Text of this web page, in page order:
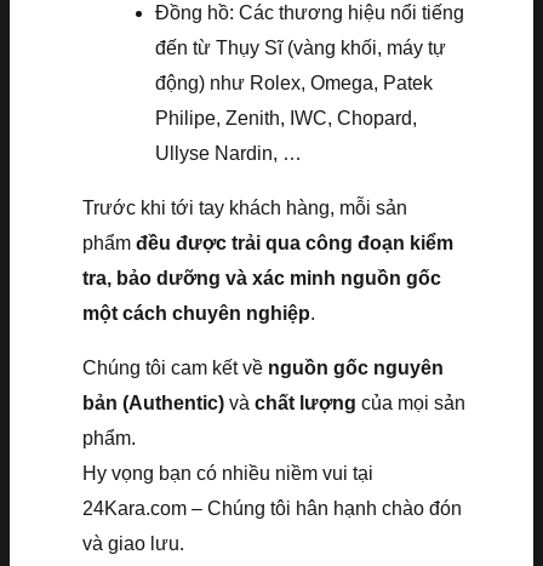
Đồng hồ: Các thương hiệu nổi tiếng
đến từ Thụy Sĩ (vàng khối, máy tự
động) như Rolex, Omega, Patek
Philipe, Zenith, IWC, Chopard,
Ullyse Nardin, …
Trước khi tới tay khách hàng, mỗi sản
phẩm đều được trải qua công đoạn kiểm
tra, bảo dưỡng và xác minh nguồn gốc
một cách chuyên nghiệp.
Chúng tôi cam kết về nguồn gốc nguyên
bản (Authentic) và chất lượng của mọi sản
phẩm.
Hy vọng bạn có nhiều niềm vui tại
24Kara.com – Chúng tôi hân hạnh chào đón
và giao lưu.